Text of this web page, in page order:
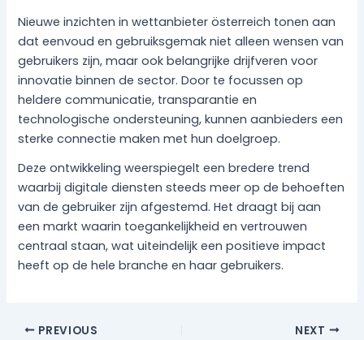
Nieuwe inzichten in wettanbieter österreich tonen aan
dat eenvoud en gebruiksgemak niet alleen wensen van
gebruikers zijn, maar ook belangrijke drijfveren voor
innovatie binnen de sector. Door te focussen op
heldere communicatie, transparantie en
technologische ondersteuning, kunnen aanbieders een
sterke connectie maken met hun doelgroep.
Deze ontwikkeling weerspiegelt een bredere trend
waarbij digitale diensten steeds meer op de behoeften
van de gebruiker zijn afgestemd. Het draagt bij aan
een markt waarin toegankelijkheid en vertrouwen
centraal staan, wat uiteindelijk een positieve impact
heeft op de hele branche en haar gebruikers.
PREVIOUS NEXT